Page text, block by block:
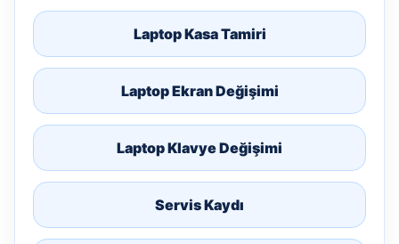
Laptop Kasa Tamiri
Laptop Ekran Değişimi
Laptop Klavye Değişimi
Servis Kaydı